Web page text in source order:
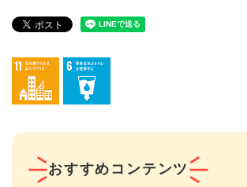
おすすめコンテンツ